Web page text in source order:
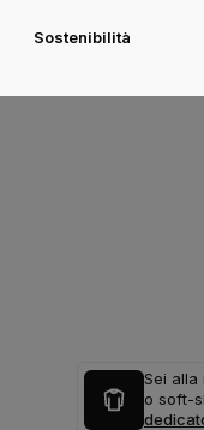
Sostenibilità
Sei
o soft-